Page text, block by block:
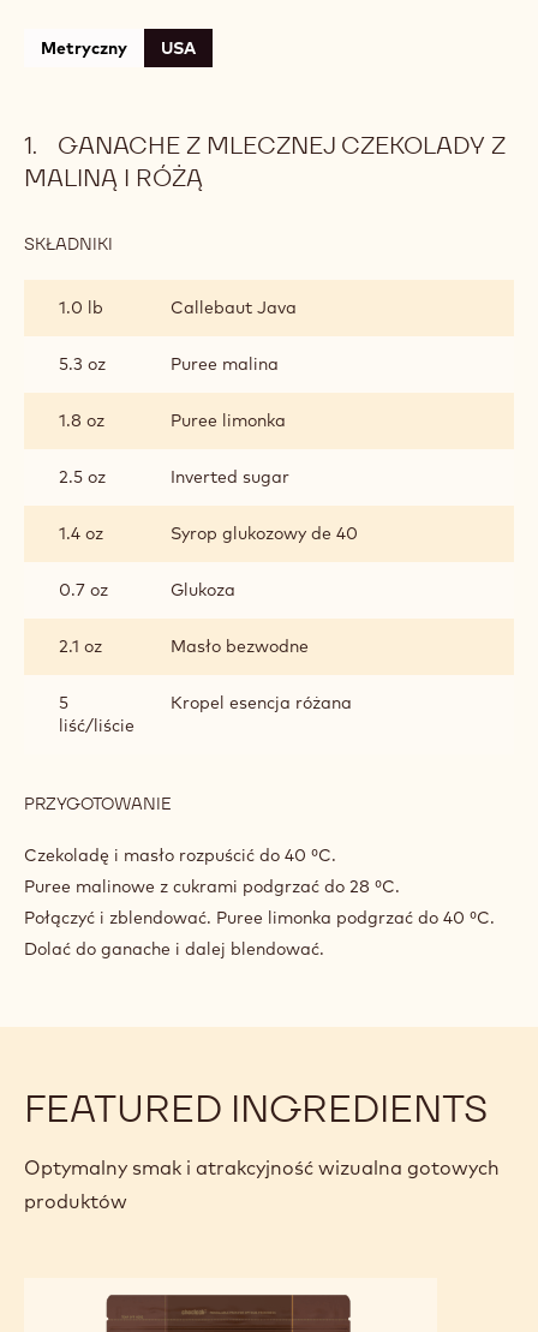
Metryczny USA
GANACHE Z MLECZNEJ CZEKOLADY Z
MALINĄ I RÓŻĄ
SKŁADNIKI
MLECZNEJ
CZEKOLADY
1.0 lb Callebaut Java
5.3 oz Puree malina
1.8 oz Puree limonka
2.5 oz Inverted sugar
1.4 oz Syrop glukozowy de 40
0.7 oz Glukoza
2.1 oz Masło bezwodne
5
liść/liście
Kropel esencja różana
PRZYGOTOWANIE
Z
MLECZNEJ
CZEKOLADY
Z
MALINĄ
Czekoladę i masło rozpuścić do 40 ⁰C.
Puree malinowe z cukrami podgrzać do 28 ⁰C.
Połączyć i zblendować. Puree limonka podgrzać do 40 ⁰C.
Dolać do ganache i dalej blendować.
FEATURED INGREDIENTS
Optymalny smak i atrakcyjność wizualna gotowych
produktów